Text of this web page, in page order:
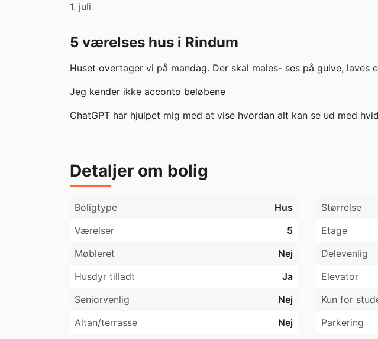
1. juli
5 værelses hus i Rindum
Huset overtager vi på mandag. Der skal males- ses på gulve, laves
Jeg kender ikke acconto beløbene
ChatGPT har hjulpet mig med at vise hvordan alt kan se ud med
Detaljer om bolig
Boligtype Hus Størrelse
Værelser
5 Etage
Møbleret
Nej Delevenlig
Husdyr tilladt
Ja Elevator
Seniorvenlig
Nej Kun for
Altan/terrasse
Nej Parkering